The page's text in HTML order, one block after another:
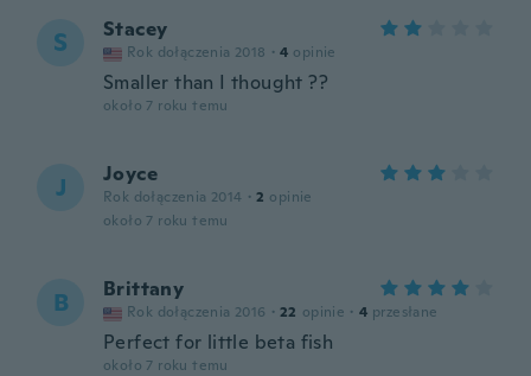
S Stacey
Rok dołączenia 2018 · 4 opinie
Smaller than I thought ??
około 7 roku temu
J Joyce
Rok dołączenia 2014 · 2 opinie
około 7 roku temu
B Brittany
Rok dołączenia 2016 · 22 opinie · 4 przesłane
Perfect for little beta fish
około 7 roku temu